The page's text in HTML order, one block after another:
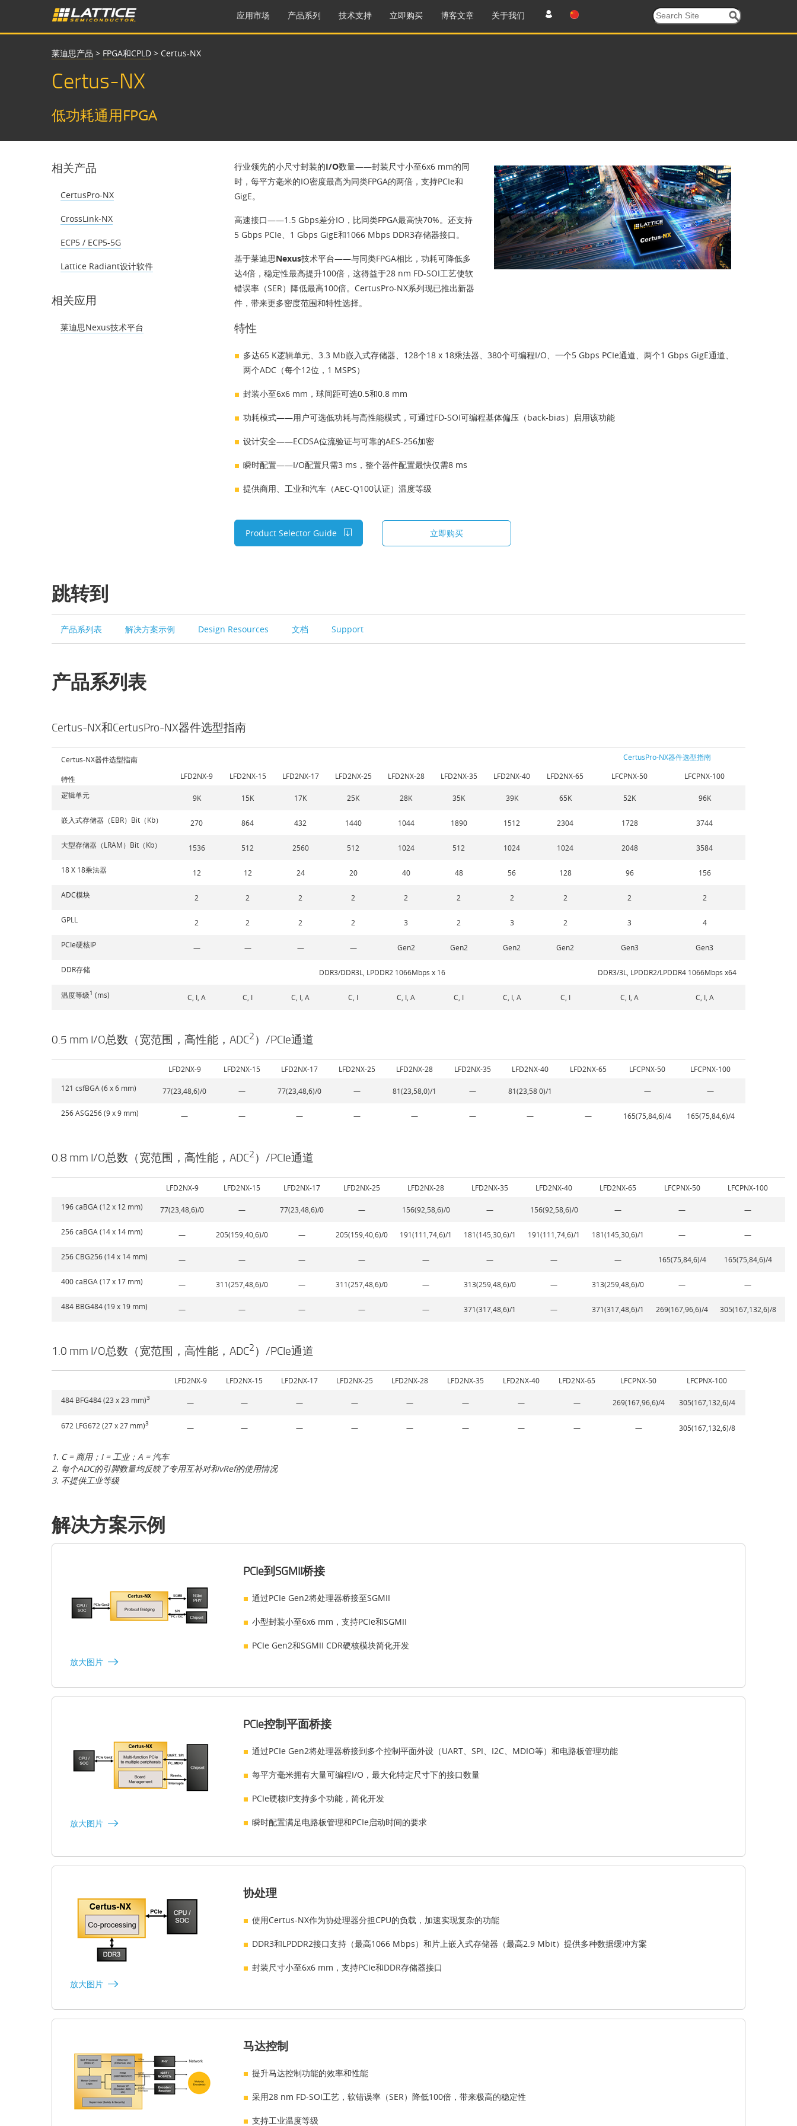
应用市场 产品系列 技术支持 立即购买 博客文章 关于我们
莱迪思产品 > FPGA和CPLD > Certus-NX
Certus-NX
低功耗通用FPGA
相关产品
CertusPro-NX
CrossLink-NX
ECP5 / ECP5-5G
Lattice Radiant设计软件
相关应用
莱迪思Nexus技术平台
行业领先的小尺寸封装的I/O数量——封装尺寸小至6x6 mm的同
时，每平方毫米的IO密度最高为同类FPGA的两倍，支持PCIe和
GigE。
高速接口——1.5 Gbps差分IO，比同类FPGA最高快70%。还支持
5 Gbps PCIe、1 Gbps GigE和1066 Mbps DDR3存储器接口。
基于莱迪思Nexus技术平台——与同类FPGA相比，功耗可降低多
达4倍，稳定性最高提升100倍，这得益于28 nm FD-SOI工艺使软
错误率（SER）降低最高100倍。CertusPro-NX系列现已推出新器
件，带来更多密度范围和特性选择。
特性
多达65 K逻辑单元、3.3 Mb嵌入式存储器、128个18 x 18乘法器、380个可编程I/O、一个5 Gbps PCIe通道、两个1 Gbps GigE通道、
两个ADC（每个12位，1 MSPS）
封装小至6x6 mm，球间距可选0.5和0.8 mm
功耗模式——用户可选低功耗与高性能模式，可通过FD-SOI可编程基体偏压（back-bias）启用该功能
设计安全——ECDSA位流验证与可靠的AES-256加密
瞬时配置——I/O配置只需3 ms，整个器件配置最快仅需8 ms
提供商用、工业和汽车（AEC-Q100认证）温度等级
Product Selector Guide 立即购买
跳转到
产品系列表 解决方案示例 Design Resources 文档 Support
产品系列表
Certus-NX和CertusPro-NX器件选型指南
Certus-NX器件选型指南 CertusPro-NX器件选型指南
特性 LFD2NX-9 LFD2NX-15 LFD2NX-17 LFD2NX-25 LFD2NX-28 LFD2NX-35 LFD2NX-40 LFD2NX-65 LFCPNX-50
LFCPNX-100
逻辑单元
9K 15K 17K 25K 28K 35K 39K 65K 52K 96K
嵌入式存储器（EBR）Bit（Kb） 270 864 432 1440 1044 1890 1512 2304 1728 3744
大型存储器（LRAM）Bit（Kb） 1536 512 2560 512 1024 512 1024 1024 2048 3584
18 X 18乘法器 12 12 24 20 40 48 56 128 96 156
ADC模块 2 2 2 2 2 2 2 2 2 2
GPLL 2 2 2 2 3 2 3 2 3 4
PCIe硬核IP — — — — Gen2 Gen2 Gen2 Gen2 Gen3 Gen3
DDR存储 DDR3/DDR3L, LPDDR2 1066Mbps x 16 DDR3/3L, LPDDR2/LPDDR4 1066Mbps x64
温度等级1 (ms) C, I, A C, I C, I, A C, I C, I, A C, I C, I, A C, I C, I, A C, I, A
0.5 mm I/O总数（宽范围，高性能，ADC2）/PCIe通道
LFD2NX-9 LFD2NX-15 LFD2NX-17 LFD2NX-25 LFD2NX-28 LFD2NX-35 LFD2NX-40 LFD2NX-65 LFCPNX-50
LFCPNX-100
121 csfBGA (6 x 6 mm)
77(23,48,6)/0 — 77(23,48,6)/0 — 81(23,58,0)/1 — 81(23,58 0)/1 — —
256 ASG256 (9 x 9 mm) — — — — — — — — 165(75,84,6)/4 165(75,84,6)/4
0.8 mm I/O总数（宽范围，高性能，ADC2）/PCIe通道
LFD2NX-9 LFD2NX-15 LFD2NX-17 LFD2NX-25 LFD2NX-28 LFD2NX-35 LFD2NX-40 LFD2NX-65 LFCPNX-50
LFCPNX-100
196 caBGA (12 x 12 mm)
77(23,48,6)/0 — 77(23,48,6)/0 — 156(92,58,6)/0 — 156(92,58,6)/0 — — —
256 caBGA (14 x 14 mm) — 205(159,40,6)/0 — 205(159,40,6)/0 191(111,74,6)/1 181(145,30,6)/1 191(111,74,6)/1 181(145,30,6)/1 — —
256 CBG256 (14 x 14 mm) — — — — — — — — 165(75,84,6)/4 165(75,84,6)/4
400 caBGA (17 x 17 mm) — 311(257,48,6)/0 — 311(257,48,6)/0 — 313(259,48,6)/0 — 313(259,48,6)/0 — —
484 BBG484 (19 x 19 mm) — — — — — 371(317,48,6)/1 — 371(317,48,6)/1 269(167,96,6)/4 305(167,132,6)/8
1.0 mm I/O总数（宽范围，高性能，ADC2）/PCIe通道
LFD2NX-9 LFD2NX-15 LFD2NX-17 LFD2NX-25 LFD2NX-28 LFD2NX-35 LFD2NX-40 LFD2NX-65 LFCPNX-50 LFCPNX-100
484 BFG484 (23 x 23 mm)3 — — — — — — — — 269(167,96,6)/4 305(167,132,6)/4
672 LFG672 (27 x 27 mm)3 — — — — — — — — — 305(167,132,6)/8
1. C = 商用；I = 工业；A = 汽车
2. 每个ADC的引脚数量均反映了专用互补对和vRef的使用情况
3. 不提供工业等级
解决方案示例
放大图片
PCIe到SGMII桥接
通过PCIe Gen2将处理器桥接至SGMII
小型封装小至6x6 mm，支持PCIe和SGMII
PCIe Gen2和SGMII CDR硬核模块简化开发
放大图片
PCIe控制平面桥接
通过PCIe Gen2将处理器桥接到多个控制平面外设（UART、SPI、I2C、MDIO等）和电路板管理功能
每平方毫米拥有大量可编程I/O，最大化特定尺寸下的接口数量
PCIe硬核IP支持多个功能，简化开发
瞬时配置满足电路板管理和PCIe启动时间的要求
放大图片
协处理
使用Certus-NX作为协处理器分担CPU的负载，加速实现复杂的功能
DDR3和LPDDR2接口支持（最高1066 Mbps）和片上嵌入式存储器（最高2.9 Mbit）提供多种数据缓冲方案
封装尺寸小至6x6 mm，支持PCIe和DDR存储器接口
马达控制
提升马达控制功能的效率和性能
采用28 nm FD-SOI工艺，软错误率（SER）降低100倍，带来极高的稳定性
支持工业温度等级